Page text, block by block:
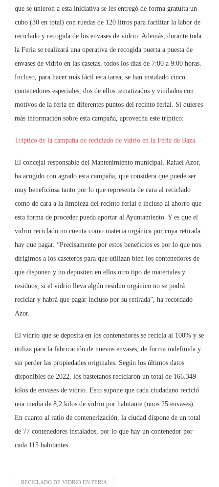
que se unieron a esta iniciativa se les entregó de forma gratuita un
cubo (30 en total) con ruedas de 120 litros para facilitar la labor de
reciclado y recogida de los envases de vidrio. Además, durante toda
la Feria se realizará una operativa de recogida puerta a puesta de
envases de vidrio en las casetas, todos los días de 7:00 a 9:00 horas.
Incluso, para hacer más fácil esta tarea, se han instalado cinco
contenedores especiales, dos de ellos tematizados y vinilados con
motivos de la feria en diferentes puntos del recinto ferial. Si quieres
más información sobre esta campaña, aprovecha este tríptico:
Tríptico de la campaña de reciclado de vidrio en la Feria de Baza
El concejal responsable del Mantenimiento municipal, Rafael Azor,
ha acogido con agrado esta campaña, que considera que puede ser
muy beneficiosa tanto por lo que representa de cara al reciclado
como de cara a la limpieza del recinto ferial e incluso al ahorro que
esta forma de proceder pueda aportar al Ayuntamiento. Y es que el
vidrio reciclado no cuenta como materia orgánica por cuya retirada
hay que pagar. “Precisamente por estos beneficios es por lo que nos
dirigimos a los caseteros para que utilizan bien los contenedores de
que disponen y no depositen en ellos otro tipo de materiales y
residuos; si el vidrio lleva algún residuo orgánico no se podrá
reciclar y habrá que pagar incluso por su retirada”, ha recordado
Azor.
El vidrio que se deposita en los contenedores se recicla al 100% y se
utiliza para la fabricación de nuevos envases, de forma indefinida y
sin perder las propiedades originales. Según los últimos datos
disponibles de 2022, los bastetanos reciclaron un total de 166.349
kilos de envases de vidrio. Esto supone que cada ciudadano recicló
una media de 8,2 kilos de vidrio por habitante (unos 25 envases).
En cuanto al ratio de contenerización, la ciudad dispone de un total
de 77 contenedores instalados, por lo que hay un contenedor por
cada 115 habitantes.
RECICLADO DE VIDRIO EN FERIA